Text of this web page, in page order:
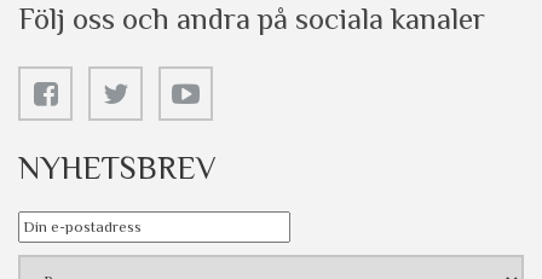
Följ oss och andra på sociala kanaler
NYHETSBREV